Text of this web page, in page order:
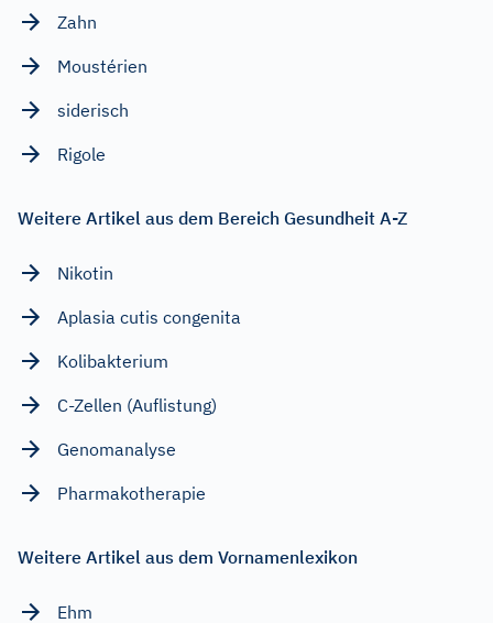
Zahn
Moustérien
siderisch
Rigole
Weitere Artikel aus dem Bereich Gesundheit A-Z
Nikotin
Aplasia cutis congenita
Kolibakterium
C-Zellen (Auflistung)
Genomanalyse
Pharmakotherapie
Weitere Artikel aus dem Vornamenlexikon
Ehm